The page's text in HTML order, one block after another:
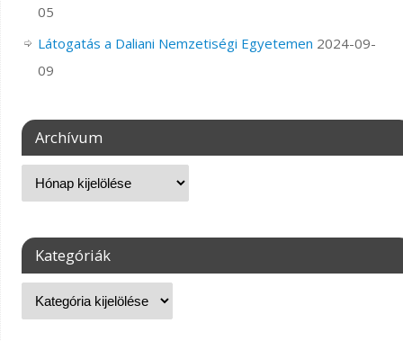
05
Látogatás a Daliani Nemzetiségi Egyetemen 2024-09-
09
Archívum
Kategóriák